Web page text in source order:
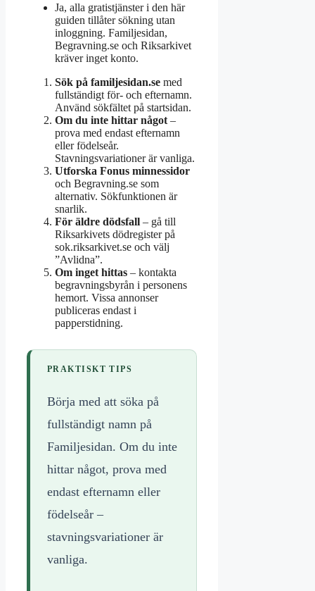
Ja, alla gratistjänster i den här
guiden tillåter sökning utan
inloggning. Familjesidan,
Begravning.se och Riksarkivet
kräver inget konto.
Sök på familjesidan.se med
fullständigt för- och efternamn.
Använd sökfältet på startsidan.
Om du inte hittar något –
prova med endast efternamn
eller födelseår.
Stavningsvariationer är vanliga.
Utforska Fonus minnessidor
och Begravning.se som
alternativ. Sökfunktionen är
snarlik.
För äldre dödsfall – gå till
Riksarkivets dödregister på
sok.riksarkivet.se och välj
”Avlidna”.
Om inget hittas – kontakta
begravningsbyrån i personens
hemort. Vissa annonser
publiceras endast i
papperstidning.
PRAKTISKT TIPS
Börja med att söka på
fullständigt namn på
Familjesidan. Om du inte
hittar något, prova med
endast efternamn eller
födelseår –
stavningsvariationer är
vanliga.